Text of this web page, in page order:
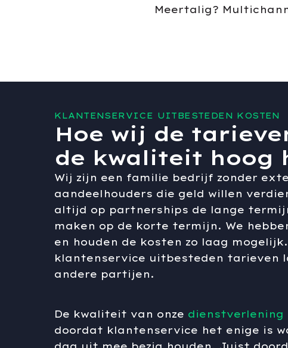
Meertalig?
KLANTENSERVICE UITBESTEDEN KOSTEN
Hoe wij de
de kwaliteit hoog
Wij zijn een familie bedrijf zonder
aandeelhouders die geld willen
altijd op partnerships de lange
maken op de korte termijn. We
en houden de kosten zo laag
klantenservice uitbesteden tarieven
andere partijen.
De kwaliteit van onze dienstverlening
doordat klantenservice het enige is